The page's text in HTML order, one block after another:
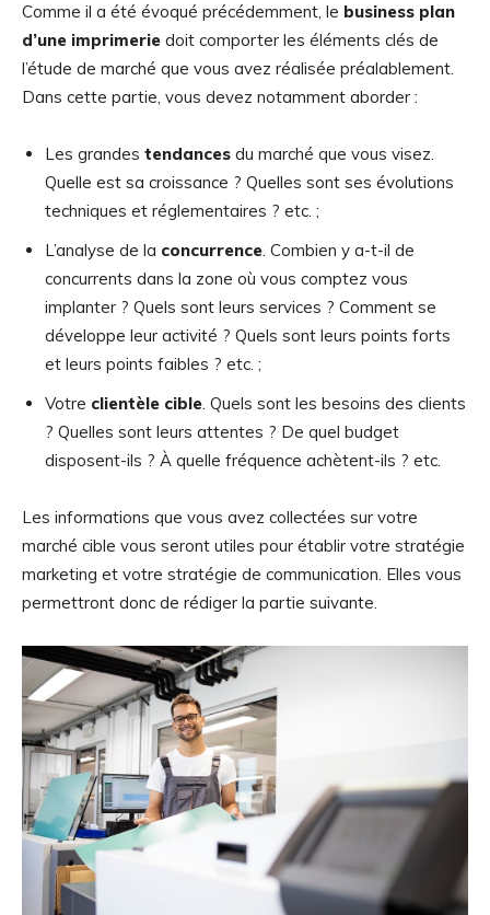
Comme il a été évoqué précédemment, le business plan
d’une imprimerie doit comporter les éléments clés de
l’étude de marché que vous avez réalisée préalablement.
Dans cette partie, vous devez notamment aborder :
Les grandes tendances du marché que vous visez.
Quelle est sa croissance ? Quelles sont ses évolutions
techniques et réglementaires ? etc. ;
L’analyse de la concurrence. Combien y a-t-il de
concurrents dans la zone où vous comptez vous
implanter ? Quels sont leurs services ? Comment se
développe leur activité ? Quels sont leurs points forts
et leurs points faibles ? etc. ;
Votre clientèle cible. Quels sont les besoins des clients
? Quelles sont leurs attentes ? De quel budget
disposent-ils ? À quelle fréquence achètent-ils ? etc.
Les informations que vous avez collectées sur votre
marché cible vous seront utiles pour établir votre stratégie
marketing et votre stratégie de communication. Elles vous
permettront donc de rédiger la partie suivante.